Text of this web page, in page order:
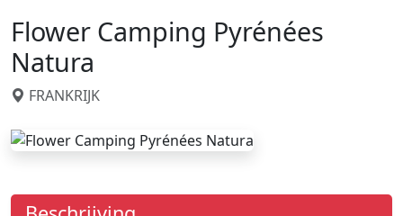
Flower Camping Pyrénées
Natura
FRANKRIJK